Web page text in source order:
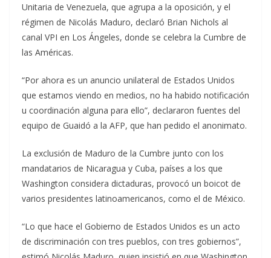
Unitaria de Venezuela, que agrupa a la oposición, y el
régimen de Nicolás Maduro, declaró Brian Nichols al
canal VPI en Los Ángeles, donde se celebra la Cumbre de
las Américas.
“Por ahora es un anuncio unilateral de Estados Unidos
que estamos viendo en medios, no ha habido notificación
u coordinación alguna para ello”, declararon fuentes del
equipo de Guaidó a la AFP, que han pedido el anonimato.
La exclusión de Maduro de la Cumbre junto con los
mandatarios de Nicaragua y Cuba, países a los que
Washington considera dictaduras, provocó un boicot de
varios presidentes latinoamericanos, como el de México.
“Lo que hace el Gobierno de Estados Unidos es un acto
de discriminación con tres pueblos, con tres gobiernos”,